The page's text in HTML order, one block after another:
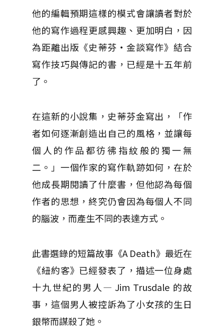
他的編輯預期這樣的模式會讓讀者對於
他的寫作過程更感興趣、更加明白，因
為距離出版《史蒂芬·金談寫作》結合
寫作技巧與傳記的書，已經是十五年前
了。
在這新的小說集，史蒂芬金寫出，「作
者如何逐漸創造出自己的風格，並讓每
個人的作品都彷彿指紋般的獨一無
二。」一個作家的寫作軌跡如何，在於
他成長期閱讀了什麼書，但他認為每個
作者的思想，終究仍會因為每個人不同
的腦波，而產生不同的表達方式。
此書選錄的短篇故事《A Death》最近在
《紐約客》已經發表了，描述一位身處
十九世紀的男人— Jim Trusdale 的故
事，這個男人被控訴為了小女孩的生日
銀幣而謀殺了她。